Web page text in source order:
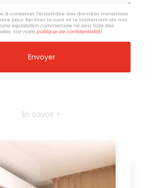
à conserver l'ensemble des données transmises
pour faciliter le suivi et le traitement de ma
exploitation commerciale ne sera faite des
Voir notrepolitique de confidentialité)
En savoir +